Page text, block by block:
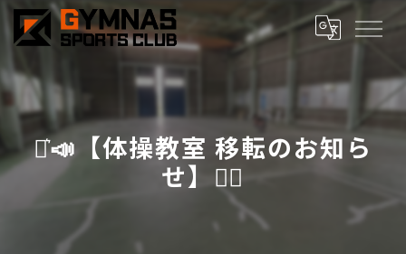
⋆͛📣【体操教室 移転のお知ら
せ】🤸‍♂️